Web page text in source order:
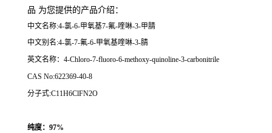
品 为您提供的产品介绍 ：
中文名称:4-氯-6-甲氧基7-氟-喹啉-3-甲腈
中文别名:4-氯-7-氟-6-甲氧基喹啉-3-腈
英文名称：4-Chloro-7-fluoro-6-methoxy-quinoline-3-carbonitrile
CAS No:622369-40-8
分子式:C11H6ClFN2O
纯度：97%